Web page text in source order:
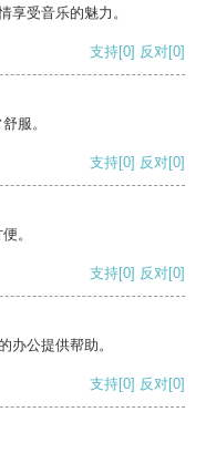
享受音乐的魅力。
支持[0] 反对[0]
服。
支持[0] 反对[0]
。
支持[0] 反对[0]
办公提供帮助。
支持[0] 反对[0]